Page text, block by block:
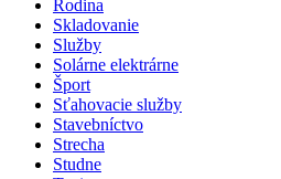
Rodina
Skladovanie
Služby
Solárne elektrárne
Šport
Sťahovacie služby
Stavebníctvo
Strecha
Studne